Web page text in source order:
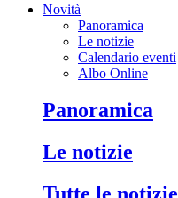
Novità
Panoramica
Le notizie
Calendario eventi
Albo Online
panoramica
le notizie